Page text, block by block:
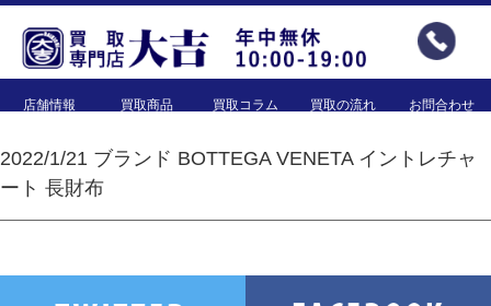
店舗情報 買取商品 買取コラム 買取の流れ お問合わせ
2022/1/21 ブランド BOTTEGA VENETA イントレチャ
ート 長財布